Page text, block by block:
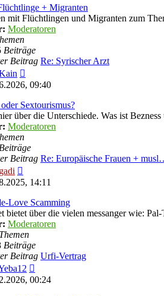
+ Migranten
mit Flüchtlingen und Migranten zum
Moderatoren
Beiträge
Beitrag Re: Syrischer Arzt
Beitrag
09:40
Sextourismus?
über die Unterschiede. Was ist
Moderatoren
Beiträge
Beitrag Re: Europäische Frauen +
gadi
Beitrag
14:11
Love Scamming
bietet über die vielen messanger wie:
Moderatoren
Themen
Beiträge
Beitrag Urfi-Vertrag
Beitrag
00:24